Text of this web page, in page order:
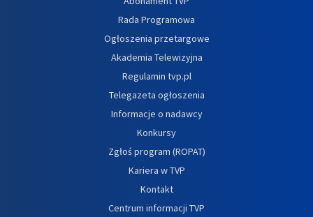
Rada Programowa
Ogłoszenia przetargowe
Akademia Telewizyjna
Regulamin tvp.pl
Telegazeta ogłoszenia
Informacje o nadawcy
Konkursy
Zgłoś program (ROPAT)
Kariera w TVP
Kontakt
Centrum informacji TVP